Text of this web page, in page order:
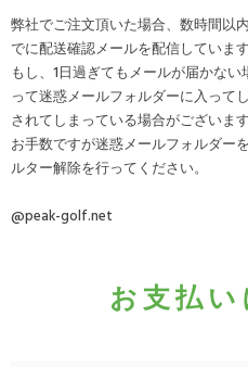
弊社でご注文頂いた場合、数時間以
でに配送確認メールを配信しています
もし、1日過ぎてもメールが届かな
って迷惑メールフォルダーに入って
されてしまっている場合がございます
お手数ですが迷惑メールフォルダー
ルター解除を行ってください。
@peak-golf.net
お支払